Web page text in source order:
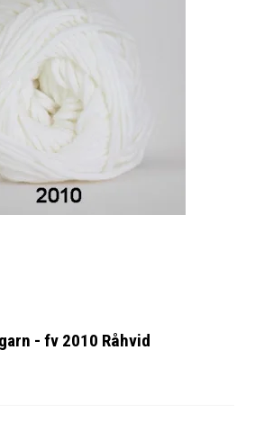
- fv 2010 Råhvid